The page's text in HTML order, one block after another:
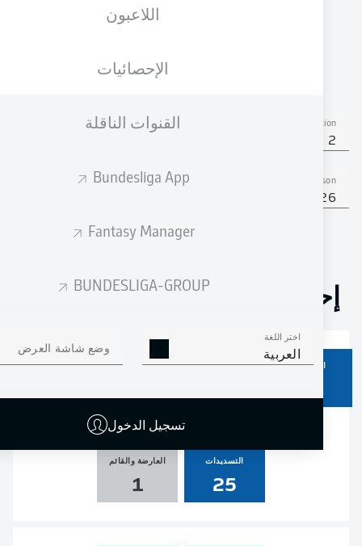
اللاعبون
الإحصائيات
القنوات الناقلة
Bundesliga App
Fantasy Manager
BUNDESLIGA-GROUP
اختر اللغة
العربية وضع شاشة العرض
تسجيل الدخول
الطول
Competition
Bundesliga 2
Season
2025/2026
إحصائيات موسم 2025/2026
صناعة الأهداف ركلات الجزاء
التسديدات
25
العارضة والقائم